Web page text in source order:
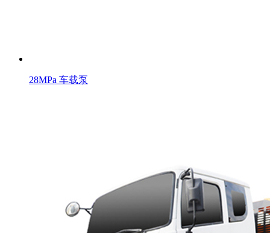
28MPa 车载泵